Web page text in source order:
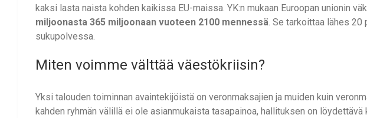
kaksi lasta naista kohden kaikissa EU-maissa. YK:n mukaan Euroopan unionin
miljoonasta 365 miljoonaan vuoteen 2100 mennessä. Se tarkoittaa lähes
sukupolvessa.
Miten voimme välttää väestökriisin?
Yksi talouden toiminnan avaintekijöistä on veronmaksajien ja muiden kuin
kahden ryhmän välillä ei ole asianmukaista tasapainoa, hallituksen on